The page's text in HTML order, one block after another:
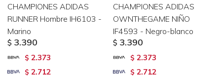
CHAMPIONES ADIDAS
RUNNER Hombre IH6103 -
Marino
$ 3.390
$ 2.373
$ 2.712
CHAMPIONES ADIDAS
OWNTHEGAME NIÑO
IF4593 - Negro-blanco
$ 3.390
$ 2.373
$ 2.712